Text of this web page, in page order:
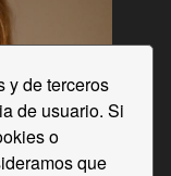
y de terceros
de usuario. Si
o
que